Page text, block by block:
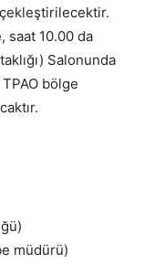
saat 10.00 da
Salonunda
bölge
müdürü)